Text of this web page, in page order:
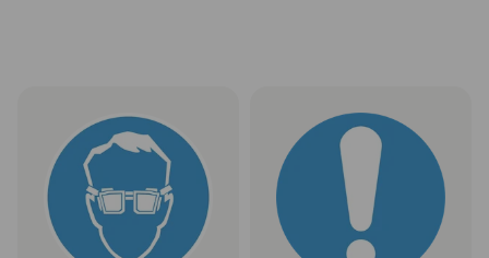
apsauginius akinius“
1 vnt. be PVM nuo
€ 0,90
Rinktis
Ženklas „Bendras privalomasis
veiksmas“
1 vnt. be PVM nuo
€ 0,90
Rinktis